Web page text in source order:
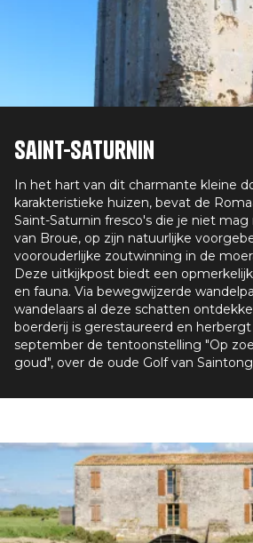
Saint-Saturnin
In het hart van dit charmante kleine
karakteristieke huizen, bevat de
Saint-Saturnin fresco's die je niet
van Broue, op zijn natuurlijke
voorouderlijke zoutwinning in de
Deze uitkijkpost biedt een
en fauna. Via bewegwijzerde
wandelaars al deze schatten
boerderij is gerestaureerd en
september de tentoonstelling "Op
goud", over de oude Golf van